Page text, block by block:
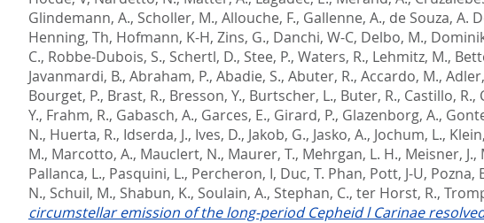
Glindemann, A., Scholler, M., Allouche, F., Gallenne, A., de Souza, A.
Henning, Th, Hofmann, K-H, Zins, G., Danchi, W-C, Delbo, M.,
C., Robbe-Dubois, S., Schertl, D., Stee, P., Waters, R., Lehmitz, M.,
Javanmardi, B., Abraham, P., Abadie, S., Abuter, R., Accardo, M.,
Bourget, P., Brast, R., Bresson, Y., Burtscher, L., Buter, R., Castillo, R.,
Y., Frahm, R., Gabasch, A., Garces, E., Girard, P., Glazenborg, A.,
N., Huerta, R., Idserda, J., Ives, D., Jakob, G., Jasko, A., Jochum, L.,
M., Marcotto, A., Mauclert, N., Maurer, T., Mehrgan, L. H., Meisner, J.,
Pallanca, L., Pasquini, L., Percheron, I, Duc, T. Phan, Pott, J-U, Pozna,
N., Schuil, M., Shabun, K., Soulain, A., Stephan, C., ter Horst, R.,
circumstellar emission of the long-period Cepheid l Carinae resolved